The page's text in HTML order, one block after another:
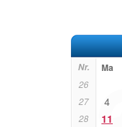
Nr. Ma
26
27 4
28 11